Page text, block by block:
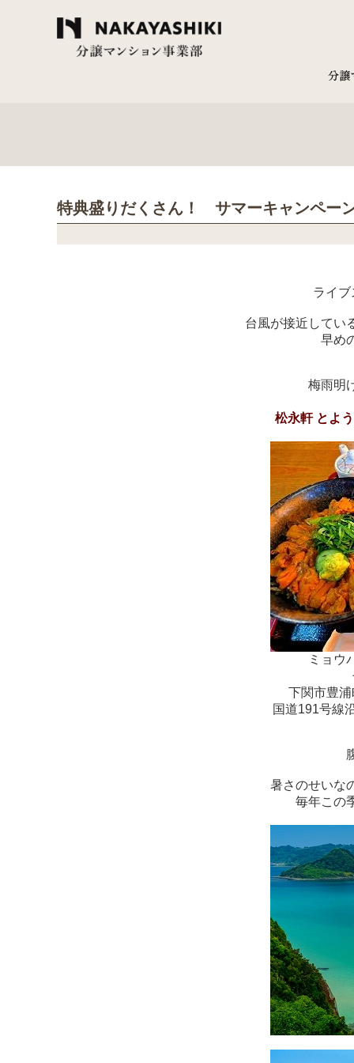
特典盛りだくさん！ サマーキャンペー
ライ
台風が接近してい
早め
梅雨明
松永軒 とよ
ミョウ
下関市豊
国道191号線
暑さのせいな
毎年この